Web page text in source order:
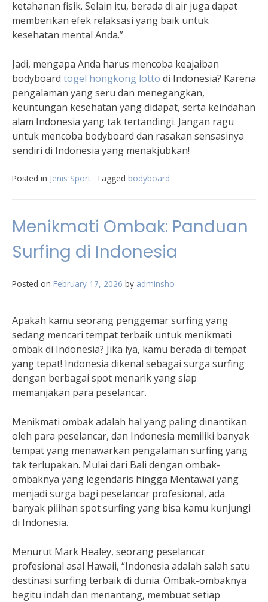
ketahanan fisik. Selain itu, berada di air juga dapat
memberikan efek relaksasi yang baik untuk
kesehatan mental Anda.”
Jadi, mengapa Anda harus mencoba keajaiban
bodyboard togel hongkong lotto di Indonesia? Karena
pengalaman yang seru dan menegangkan,
keuntungan kesehatan yang didapat, serta keindahan
alam Indonesia yang tak tertandingi. Jangan ragu
untuk mencoba bodyboard dan rasakan sensasinya
sendiri di Indonesia yang menakjubkan!
Posted in Jenis Sport Tagged bodyboard
Menikmati Ombak: Panduan
Surfing di Indonesia
Posted on February 17, 2026 by adminsho
Apakah kamu seorang penggemar surfing yang
sedang mencari tempat terbaik untuk menikmati
ombak di Indonesia? Jika iya, kamu berada di tempat
yang tepat! Indonesia dikenal sebagai surga surfing
dengan berbagai spot menarik yang siap
memanjakan para peselancar.
Menikmati ombak adalah hal yang paling dinantikan
oleh para peselancar, dan Indonesia memiliki banyak
tempat yang menawarkan pengalaman surfing yang
tak terlupakan. Mulai dari Bali dengan ombak-
ombaknya yang legendaris hingga Mentawai yang
menjadi surga bagi peselancar profesional, ada
banyak pilihan spot surfing yang bisa kamu kunjungi
di Indonesia.
Menurut Mark Healey, seorang peselancar
profesional asal Hawaii, “Indonesia adalah salah satu
destinasi surfing terbaik di dunia. Ombak-ombaknya
begitu indah dan menantang, membuat setiap